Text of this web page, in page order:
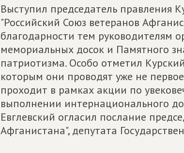
Выступил председатель правления
"Российский Союз ветеранов
благодарности тем руководителям
мемориальных досок и Памятного
патриотизма. Особо отметил
которым они проводят уже не
проходит в рамках акции по
выполнении интернационального
Евглевский огласил послание
Афганистана", депутата